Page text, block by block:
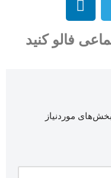
فالو کنید
بخش‌های موردنیاز